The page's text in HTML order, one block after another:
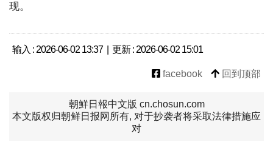
现。
输入 : 2026-06-02 13:37 | 更新 : 2026-06-02 15:01
facebook 回到顶部
朝鮮日報中文版 cn.chosun.com
本文版权归朝鲜日报网所有, 对于抄袭者将采取法律措施应
对